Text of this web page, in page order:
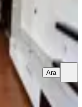
Ara